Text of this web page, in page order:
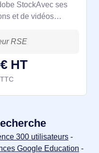
StockAvec ses
et de vidéos
préférées,
HT
300 utilisateurs -
Google Education -